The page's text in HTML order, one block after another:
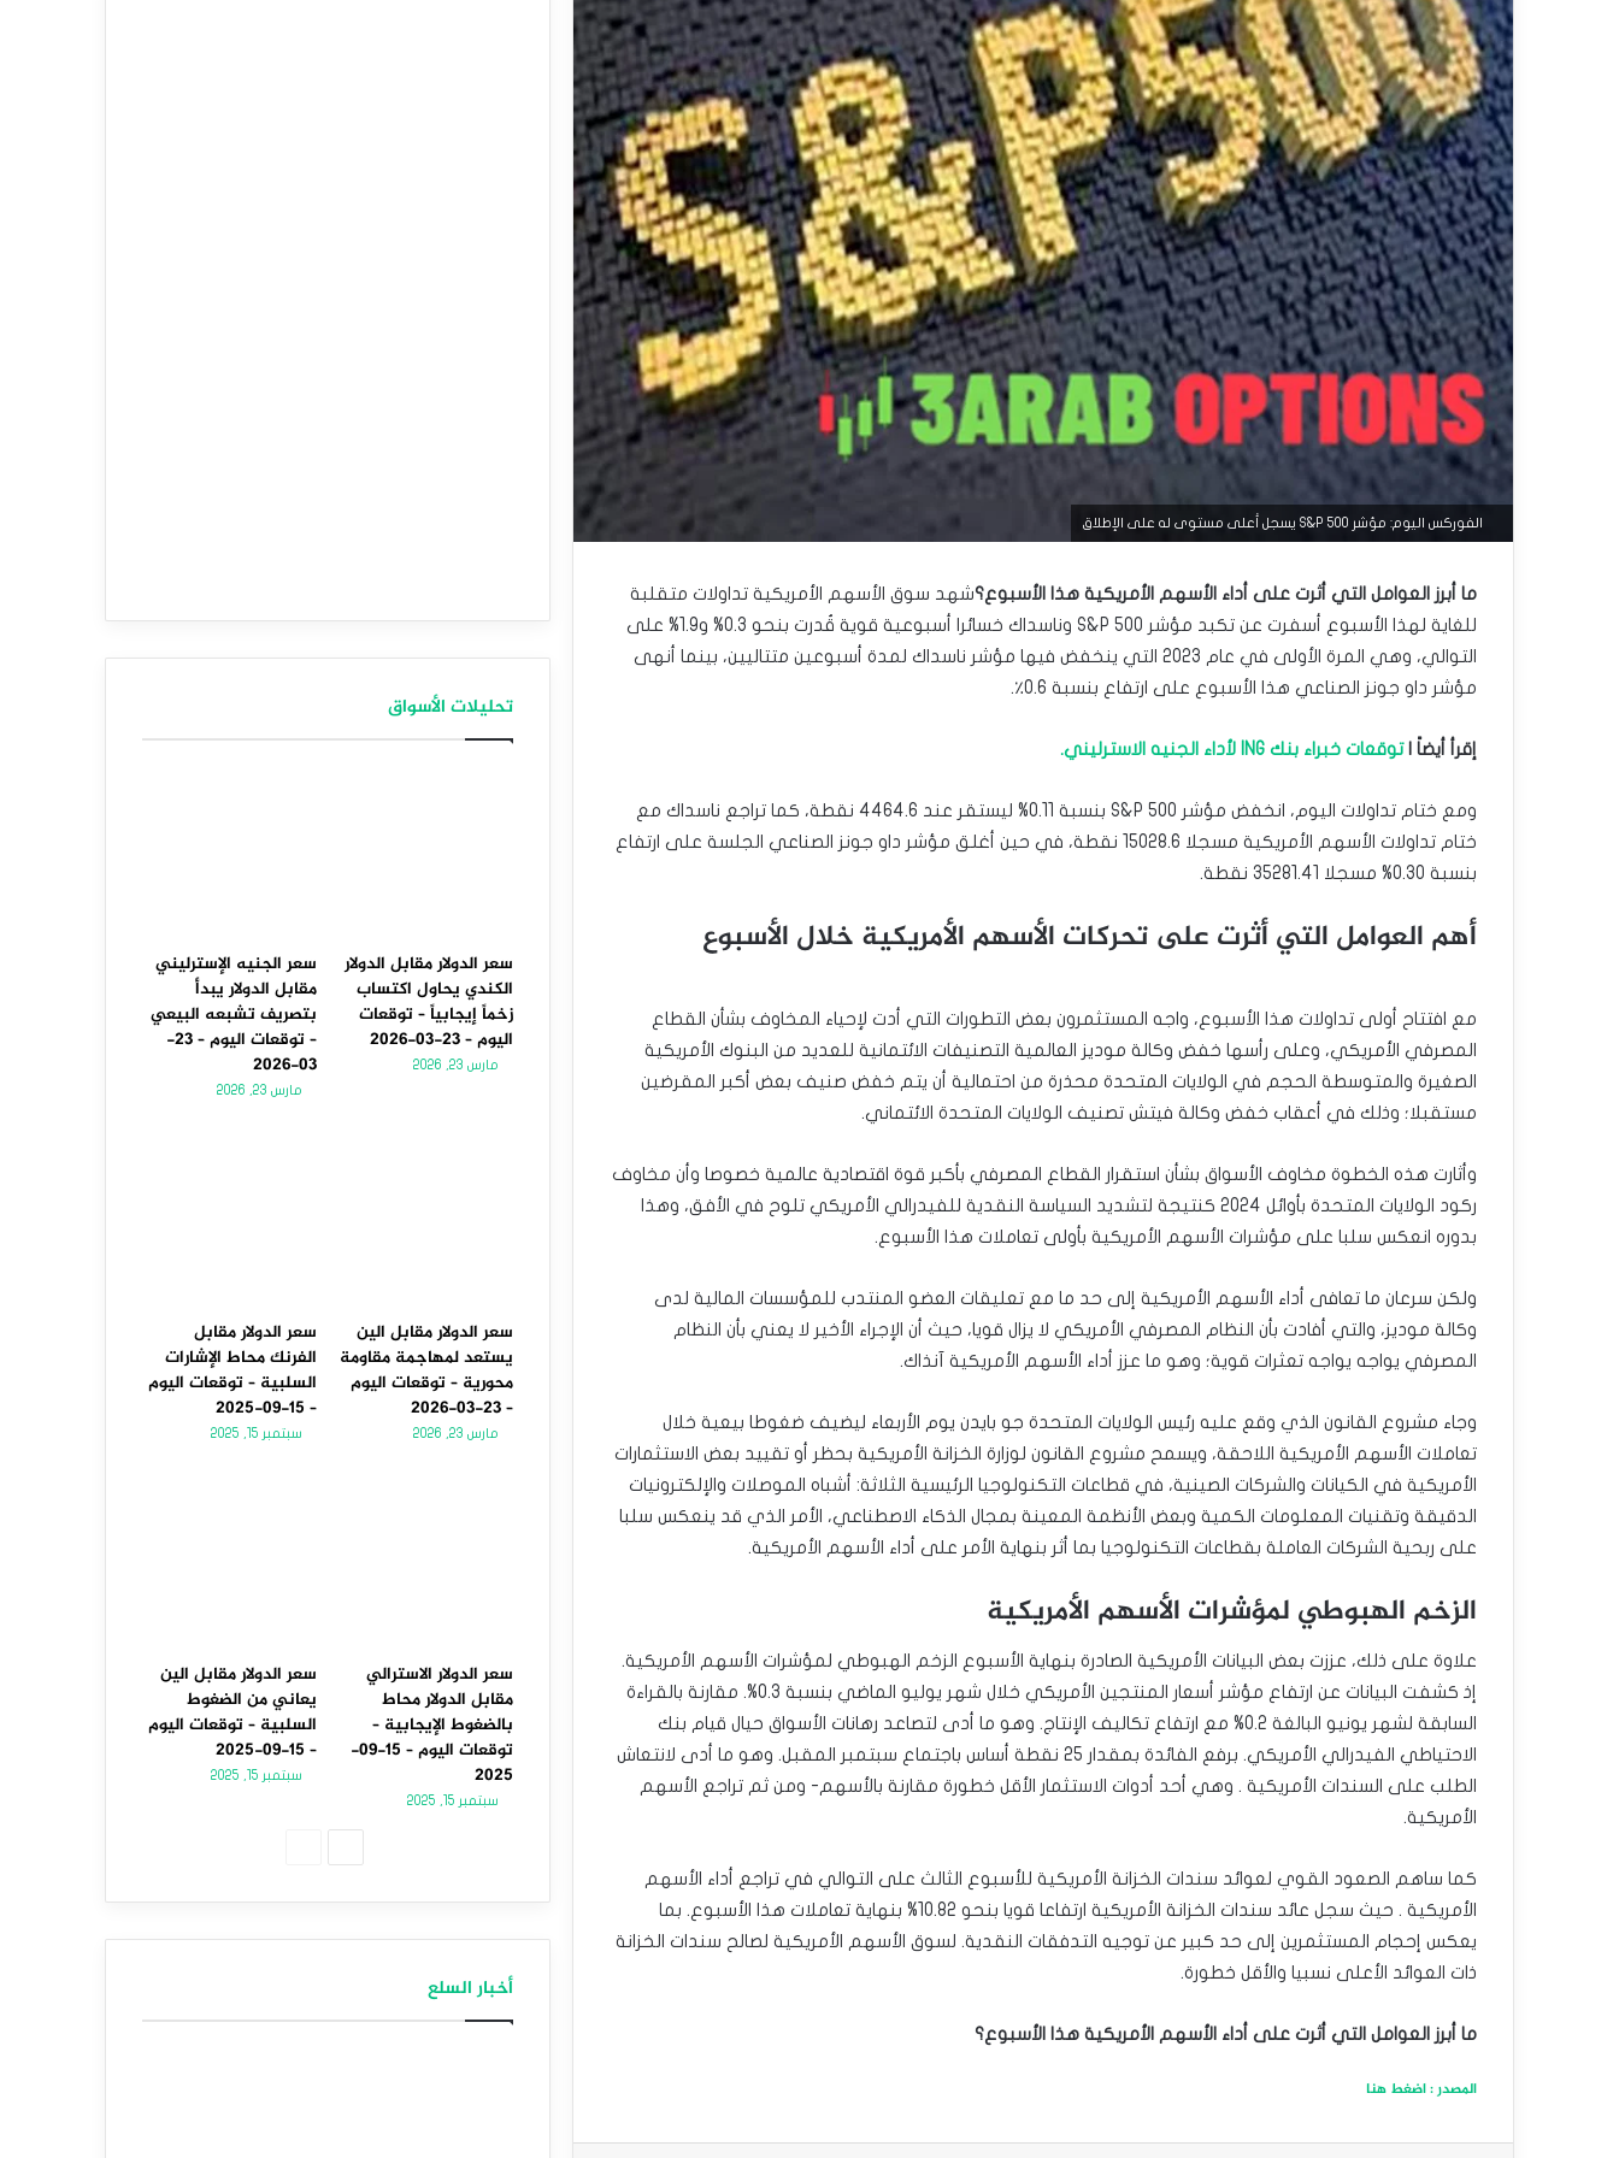
الفوركس اليوم: مؤشر S&P 500 يسجل أعلى مستوى له على الإطلاق
ما أبرز العوامل التي أثرت على أداء الأسهم الأمريكية هذا الأسبوع؟شهد سوق الأسهم الأمريكية تداولات متقلبة
للغاية لهذا الأسبوع أسفرت عن تكبد مؤشر S&P 500 وناسداك خسائرا أسبوعية قوية قُدرت بنحو 0.3% و1.9% على
التوالي، وهي المرة الأولى في عام 2023 التي ينخفض فيها مؤشر ناسداك لمدة أسبوعين متتاليين، بينما أنهى
مؤشر داو جونز الصناعي هذا الأسبوع على ارتفاع بنسبة 0.6٪.
إقرأ أيضاً |توقعات خبراء بنك ING لأداء الجنيه الاسترليني.
ومع ختام تداولات اليوم، انخفض مؤشر S&P 500 بنسبة 0.11% ليستقر عند 4464.6 نقطة، كما تراجع ناسداك مع
ختام تداولات الأسهم الأمريكية مسجلا 15028.6 نقطة، في حين أغلق مؤشر داو جونز الصناعي الجلسة على ارتفاع
بنسبة 0.30% مسجلا 35281.41 نقطة.
أهم العوامل التي أثرت على تحركات الأسهم الأمريكية خلال الأسبوع
مع افتتاح أولى تداولات هذا الأسبوع، واجه المستثمرون بعض التطورات التي أدت لإحياء المخاوف بشأن القطاع
المصرفي الأمريكي، وعلى رأسها خفض وكالة موديز العالمية التصنيفات الائتمانية للعديد من البنوك الأمريكية
الصغيرة والمتوسطة الحجم في الولايات المتحدة محذرة من احتمالية أن يتم خفض صنيف بعض أكبر المقرضين
مستقبلا؛ وذلك في أعقاب خفض وكالة فيتش تصنيف الولايات المتحدة الائتماني.
وأثارت هذه الخطوة مخاوف الأسواق بشأن استقرار القطاع المصرفي بأكبر قوة اقتصادية عالمية خصوصا وأن مخاوف
ركود الولايات المتحدة بأوائل 2024 كنتيجة لتشديد السياسة النقدية للفيدرالي الأمريكي تلوح في الأفق، وهذا
بدوره انعكس سلبا على مؤشرات الأسهم الأمريكية بأولى تعاملات هذا الأسبوع.
ولكن سرعان ما تعافى أداء الأسهم الأمريكية إلى حد ما مع تعليقات العضو المنتدب للمؤسسات المالية لدى
وكالة موديز، والتي أفادت بأن النظام المصرفي الأمريكي لا يزال قويا، حيث أن الإجراء الأخير لا يعني بأن النظام
المصرفي يواجه يواجه تعثرات قوية؛ وهو ما عزز أداء الأسهم الأمريكية آنذاك.
وجاء مشروع القانون الذي وقع عليه رئيس الولايات المتحدة جو بايدن يوم الأربعاء ليضيف ضغوطا بيعية خلال
تعاملات الأسهم الأمريكية اللاحقة، ويسمح مشروع القانون لوزارة الخزانة الأمريكية بحظر أو تقييد بعض الاستثمارات
الأمريكية في الكيانات والشركات الصينية، في قطاعات التكنولوجيا الرئيسية الثلاثة: أشباه الموصلات والإلكترونيات
الدقيقة وتقنيات المعلومات الكمية وبعض الأنظمة المعينة بمجال الذكاء الاصطناعي، الأمر الذي قد ينعكس سلبا
على ربحية الشركات العاملة بقطاعات التكنولوجيا بما أثر بنهاية الأمر على أداء الأسهم الأمريكية.
الزخم الهبوطي لمؤشرات الأسهم الأمريكية
علاوة على ذلك، عززت بعض البيانات الأمريكية الصادرة بنهاية الأسبوع الزخم الهبوطي لمؤشرات الأسهم الأمريكية.
إذ كشفت البيانات عن ارتفاع مؤشر أسعار المنتجين الأمريكي خلال شهر يوليو الماضي بنسبة 0.3%. مقارنة بالقراءة
السابقة لشهر يونيو البالغة 0.2% مع ارتفاع تكاليف الإنتاج. وهو ما أدى لتصاعد رهانات الأسواق حيال قيام بنك
الاحتياطي الفيدرالي الأمريكي. برفع الفائدة بمقدار 25 نقطة أساس باجتماع سبتمبر المقبل. وهو ما أدى لانتعاش
الطلب على السندات الأمريكية . وهي أحد أدوات الاستثمار الأقل خطورة مقارنة بالأسهم- ومن ثم تراجع الأسهم
الأمريكية.
كما ساهم الصعود القوي لعوائد سندات الخزانة الأمريكية للأسبوع الثالث على التوالي في تراجع أداء الأسهم
الأمريكية . حيث سجل عائد سندات الخزانة الأمريكية ارتفاعا قويا بنحو 10.82% بنهاية تعاملات هذا الأسبوع. بما
يعكس إحجام المستثمرين إلى حد كبير عن توجيه التدفقات النقدية. لسوق الأسهم الأمريكية لصالح سندات الخزانة
ذات العوائد الأعلى نسبيا والأقل خطورة.
ما أبرز العوامل التي أثرت على أداء الأسهم الأمريكية هذا الأسبوع؟
المصدر : اضغط هنا
تحليلات الأسواق
سعر الدولار مقابل الدولار
الكندي يحاول اكتساب
زخماً إيجابياً – توقعات
اليوم – 23-03-2026
مارس 23, 2026
سعر الجنيه الإسترليني
مقابل الدولار يبدأ
بتصريف تشبعه البيعي
– توقعات اليوم – 23-
03-2026
مارس 23, 2026
سعر الدولار مقابل الين
يستعد لمهاجمة مقاومة
محورية – توقعات اليوم
– 23-03-2026
مارس 23, 2026
سعر الدولار مقابل
الفرنك محاط الإشارات
السلبية – توقعات اليوم
– 15-09-2025
سبتمبر 15, 2025
سعر الدولار الاسترالي
مقابل الدولار محاط
بالضغوط الإيجابية –
توقعات اليوم – 15-09-
2025
سبتمبر 15, 2025
سعر الدولار مقابل الين
يعاني من الضغوط
السلبية – توقعات اليوم
– 15-09-2025
سبتمبر 15, 2025
أخبار السلع